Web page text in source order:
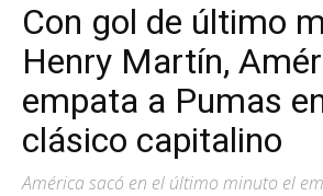
Con gol de último
Henry Martín,
empata a Pumas
clásico capitalino
América sacó en el último minuto el